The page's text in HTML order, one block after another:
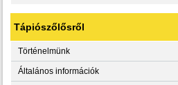
Tápiószőlősről
Történelmünk
Általános információk